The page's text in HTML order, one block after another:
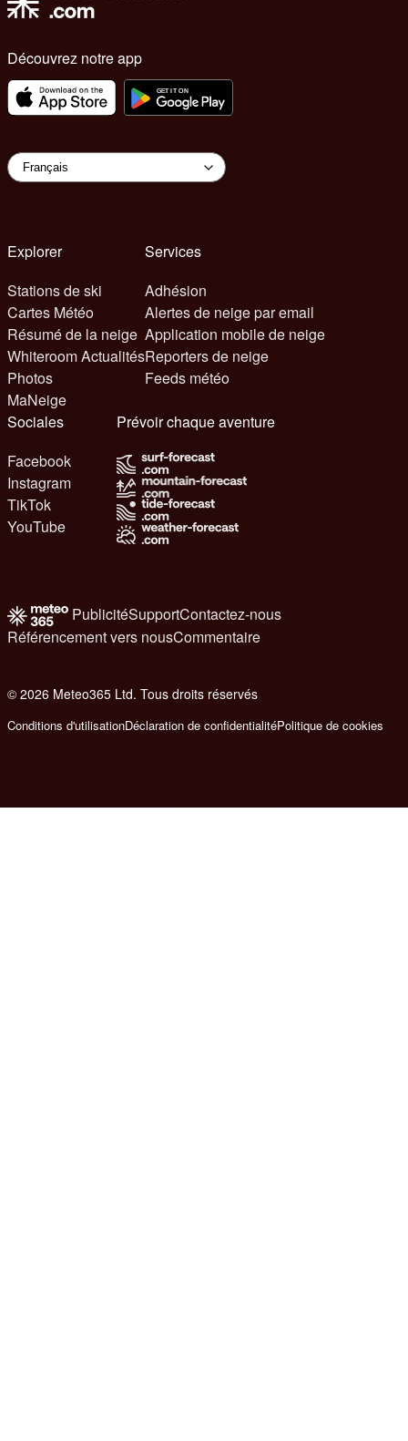
Découvrez notre app
Explorer
Stations de ski
Cartes Météo
Résumé de la neige
Whiteroom Actualités
Photos
MaNeige
Services
Adhésion
Alertes de neige par email
Application mobile de neige
Reporters de neige
Feeds météo
Sociales
Facebook
Instagram
TikTok
YouTube
Prévoir chaque aventure
PublicitéSupportContactez-nous
Référencement vers nousCommentaire
© 2026 Meteo365 Ltd. Tous droits réservés
Conditions d'utilisationDéclaration de confidentialitéPolitique de cookies